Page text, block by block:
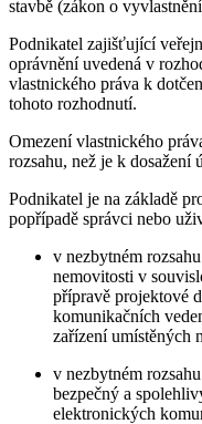
stavbě (zákon o
Podnikatel zajišťující
oprávnění uvedená v
vlastnického práva k
tohoto rozhodnutí.
Omezení vlastnického
rozsahu, než je k dosažení
Podnikatel je na základě
popřípadě správci nebo
v nezbytném
nemovitosti v
přípravě projektové
komunikačních
zařízení umístěných
v nezbytném
bezpečný a
elektronických